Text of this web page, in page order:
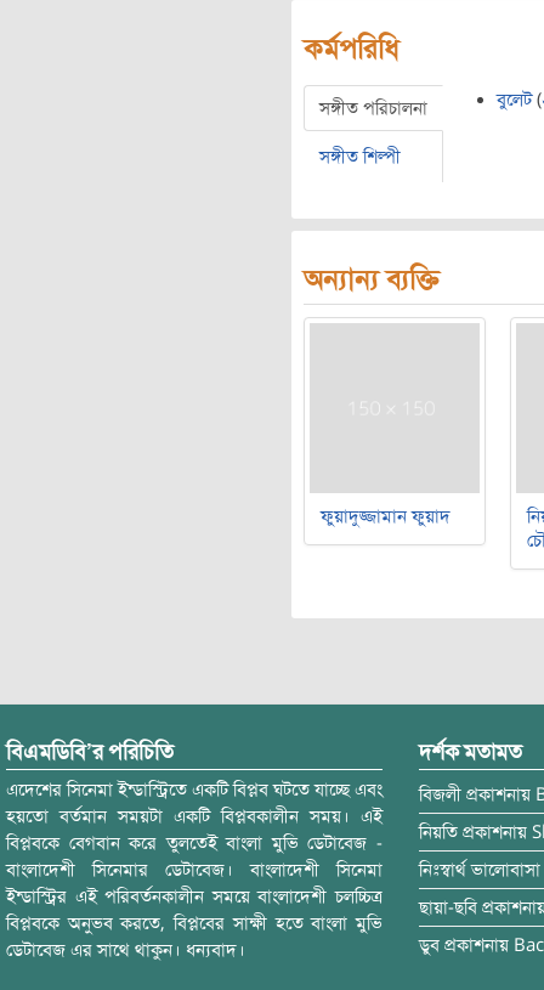
কর্মপরিধি
সঙ্গীত পরিচালনা
সঙ্গীত শিল্পী
বুলেট(
অন্যান্য ব্যক্তি
ফুয়াদুজ্জামান ফুয়াদ
বিএমডিবি’র পরিচিতি
এদেশের সিনেমা ইন্ডাস্ট্রিতে একটি বিপ্লব ঘটতে যাচ্ছে এবং
হয়তো বর্তমান সময়টা একটি বিপ্লবকালীন সময়। এই
বিপ্লবকে বেগবান করে তুলতেই বাংলা মুভি ডেটাবেজ -
বাংলাদেশী সিনেমার ডেটাবেজ। বাংলাদেশী সিনেমা
ইন্ডাস্ট্রির এই পরিবর্তনকালীন সময়ে বাংলাদেশী চলচ্চিত্র
বিপ্লবকে অনুভব করতে, বিপ্লবের সাক্ষী হতে বাংলা মুভি
ডেটাবেজ এর সাথে থাকুন। ধন্যবাদ।
দর্শক মতামত
বিজলী প্রকাশনায়
নিয়তি প্রকাশনায়
নিঃস্বার্থ ভালোবাসা
ছায়া-ছবি
ডুব প্রকাশনায়